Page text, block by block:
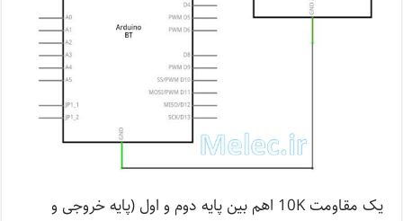
یک مقاومت 10K اهم بین پایه دوم و اول (پایه خروجی و